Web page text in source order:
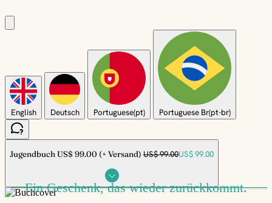
English Deutsch Portuguese(pt) Portuguese Br(pt-br)
Jugend­buchUS$ 99.00 (+ Versand) US$ 99.00US$ 99.00
Ein Geschenk, das wieder zurückkommt.